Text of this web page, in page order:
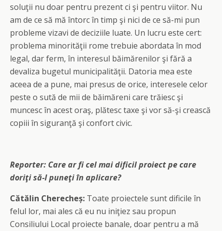
soluţii nu doar pentru prezent ci şi pentru viitor. Nu
am de ce să mă întorc în timp şi nici de ce să-mi pun
probleme vizavi de deciziile luate. Un lucru este cert:
problema minorităţii rome trebuie abordata în mod
legal, dar ferm, în interesul băimărenilor şi fără a
devaliza bugetul municipalităţii. Datoria mea este
aceea de a pune, mai presus de orice, interesele celor
peste o sută de mii de băimăreni care trăiesc şi
muncesc în acest oraş, plătesc taxe şi vor să-şi crească
copiii în siguranţă şi confort civic.
Reporter: Care ar fi cel mai dificil proiect pe care
doriţi să-l puneţi în aplicare?
Cătălin Cherecheș: Toate proiectele sunt dificile în
felul lor, mai ales că eu nu iniţiez sau propun
Consiliului Local proiecte banale, doar pentru a mă